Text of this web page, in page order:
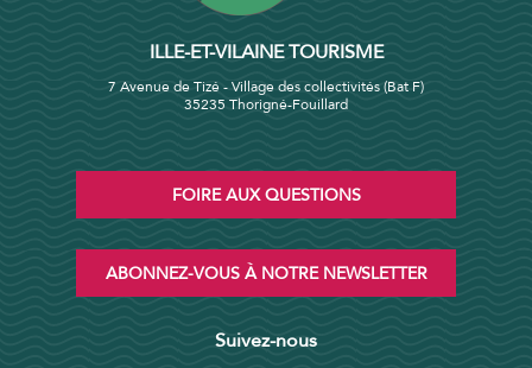
ILLE-ET-VILAINE TOURISME
7 Avenue de Tizé - Village des collectivités (Bat F)
35235 Thorigné-Fouillard
FOIRE AUX QUESTIONS
ABONNEZ-VOUS À NOTRE NEWSLETTER
Suivez-nous